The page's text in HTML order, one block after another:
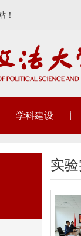
！
学科建设
实